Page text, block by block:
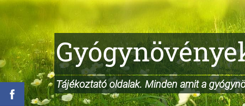
Tájékoztató oldalak. Minden amit a